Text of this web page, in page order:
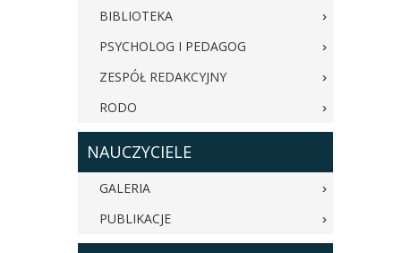
BIBLIOTEKA
PSYCHOLOG I PEDAGOG
ZESPÓŁ REDAKCYJNY
RODO
NAUCZYCIELE
GALERIA
PUBLIKACJE